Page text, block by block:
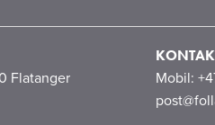
Flatanger
Mobil: